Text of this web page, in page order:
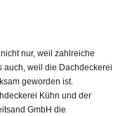
nur, weil zahlreiche
auch, weil die Dachdeckerei
geworden ist.
Kühn und der
GmbH die